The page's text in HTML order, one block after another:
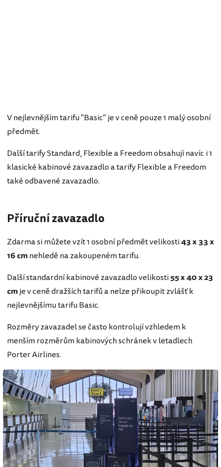
V nejlevnějším tarifu "Basic" je v ceně pouze 1 malý osobní
předmět.
Další tarify Standard, Flexible a Freedom obsahují navíc i 1
klasické kabinové zavazadlo a tarify Flexible a Freedom
také odbavené zavazadlo.
Příruční zavazadlo
Zdarma si můžete vzít 1 osobní předmět velikosti43 x 33 x
16 cmnehledě na zakoupeném tarifu.
Další standardní kabinové zavazadlo velikosti55 x 40 x 23
cmje v ceně dražších tarifů a nelze přikoupit zvlášť k
nejlevnějšímu tarifu Basic.
Rozměry zavazadel se často kontrolují vzhledem k
menším rozměrům kabinových schránek v letadlech
Porter Airlines.